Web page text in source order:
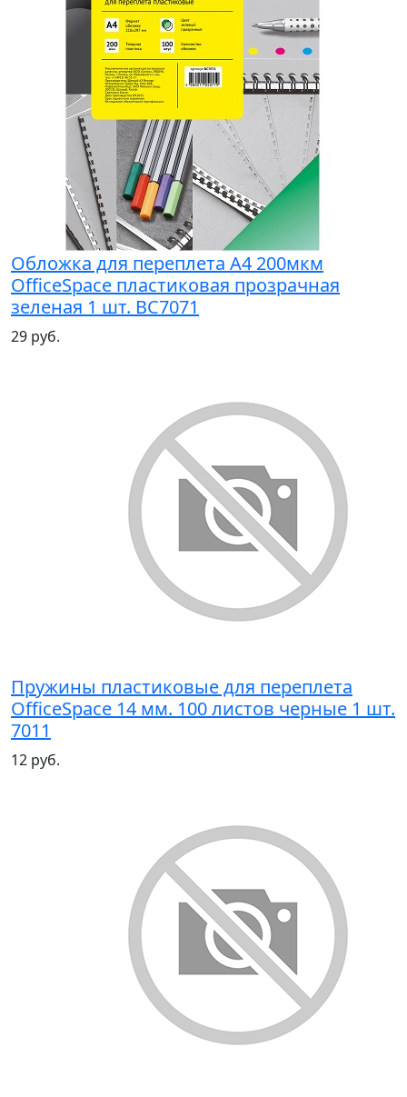
Обложка для переплета А4 200мкм
OfficeSpace пластиковая прозрачная
зеленая 1 шт. BC7071
29 руб.
Пружины пластиковые для переплета
OfficeSpace 14 мм. 100 листов черные 1 шт.
7011
12 руб.